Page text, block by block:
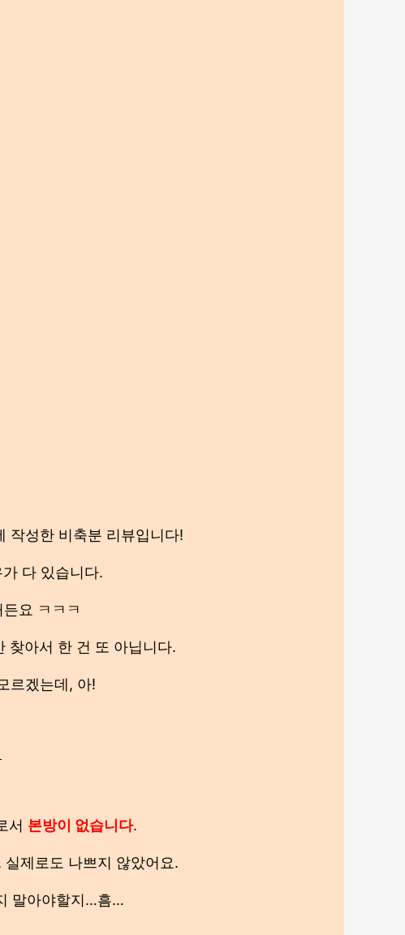
작성한 비축분 리뷰입니다!
다 있습니다.
든요 ㅋㅋㅋ
찾아서 한 건 또 아닙니다.
르겠는데, 아!
서 본방이 없습니다.
제로도 나쁘지 않았어요.
말아야할지…흠…